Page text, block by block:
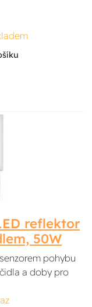
reflektor
50W
pohybu
a doby pro